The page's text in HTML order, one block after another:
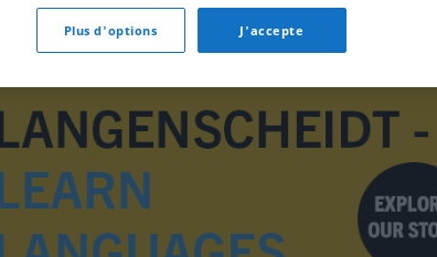
Plus d'options J'accepte